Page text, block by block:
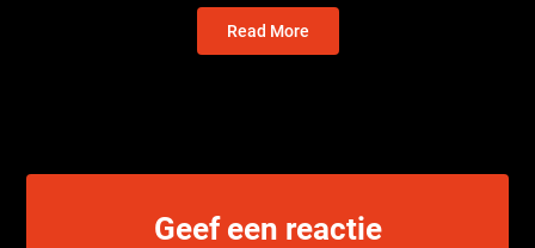
Read More
Geef een reactie